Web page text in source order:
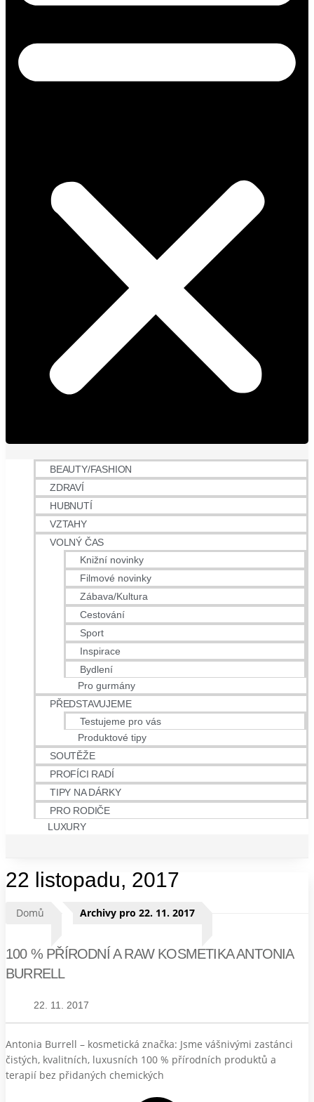
BEAUTY/FASHION
ZDRAVÍ
HUBNUTÍ
VZTAHY
VOLNÝ ČAS
Knižní novinky
Filmové novinky
Zábava/Kultura
Cestování
Sport
Inspirace
Bydlení
Pro gurmány
PŘEDSTAVUJEME
Testujeme pro vás
Produktové tipy
SOUTĚŽE
PROFÍCI RADÍ
TIPY NA DÁRKY
PRO RODIČE
LUXURY
22 listopadu, 2017
Domů Archivy pro 22. 11. 2017
100 % PŘÍRODNÍ A RAW KOSMETIKA ANTONIA
BURRELL
22. 11. 2017
Antonia Burrell – kosmetická značka: Jsme vášnivými zastánci
čistých, kvalitních, luxusních 100 % přírodních produktů a
terapií bez přidaných chemických